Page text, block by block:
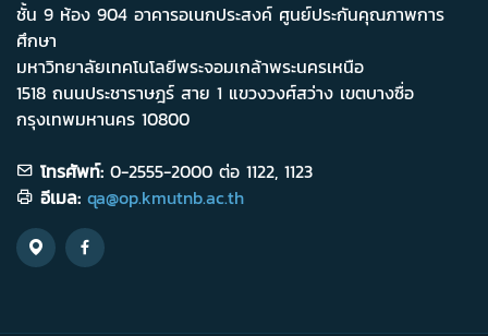
ชั้น 9 ห้อง 904 อาคารอเนกประสงค์ ศูนย์ประกันคุณภาพการ
ศึกษา
มหาวิทยาลัยเทคโนโลยีพระจอมเกล้าพระนครเหนือ
1518 ถนนประชาราษฎร์ สาย 1 แขวงวงศ์สว่าง เขตบางซื่อ
กรุงเทพมหานคร 10800
โทรศัพท์: 0-2555-2000 ต่อ 1122, 1123
อีเมล: qa@op.kmutnb.ac.th